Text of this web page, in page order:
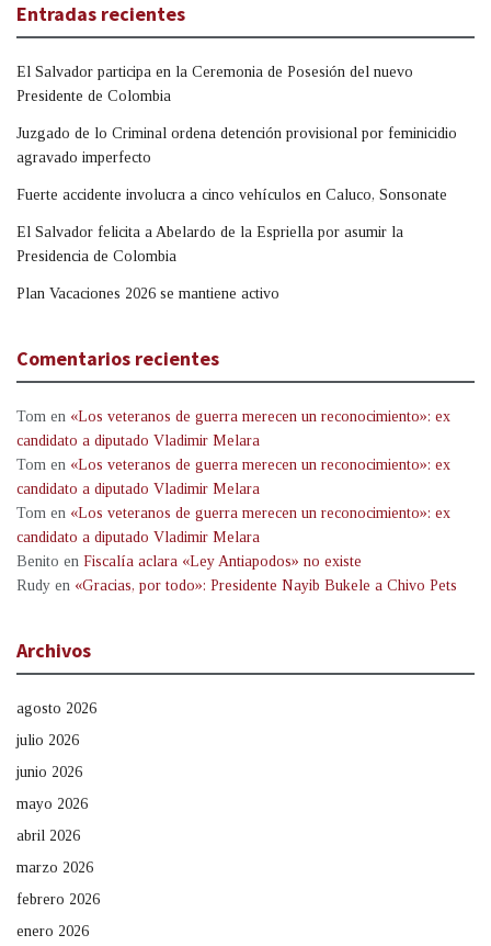
Entradas recientes
El Salvador participa en la Ceremonia de Posesión del nuevo
Presidente de Colombia
Juzgado de lo Criminal ordena detención provisional por feminicidio
agravado imperfecto
Fuerte accidente involucra a cinco vehículos en Caluco, Sonsonate
El Salvador felicita a Abelardo de la Espriella por asumir la
Presidencia de Colombia
Plan Vacaciones 2026 se mantiene activo
Comentarios recientes
Tom en «Los veteranos de guerra merecen un reconocimiento»: ex
candidato a diputado Vladimir Melara
Tom en «Los veteranos de guerra merecen un reconocimiento»: ex
candidato a diputado Vladimir Melara
Tom en «Los veteranos de guerra merecen un reconocimiento»: ex
candidato a diputado Vladimir Melara
Benito en Fiscalía aclara «Ley Antiapodos» no existe
Rudy en «Gracias, por todo»: Presidente Nayib Bukele a Chivo Pets
Archivos
agosto 2026
julio 2026
junio 2026
mayo 2026
abril 2026
marzo 2026
febrero 2026
enero 2026